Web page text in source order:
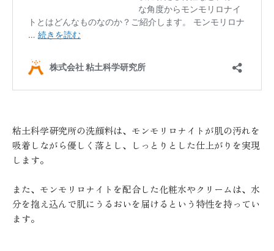
粘土科学研究所の洗顔料は、モンモリロナイトが肌の汚れを
吸着しながら優しく落とし、しっとりとした仕上がりを実現
します。
また、モンモリロナイトを配合した化粧水やクリームは、水
分を抱え込んで肌にうるおいを届けるという特性を持ってい
ます。